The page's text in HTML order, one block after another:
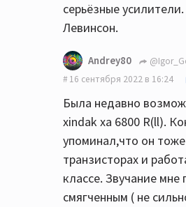
серьёзные
Левинсон.
Andrey80
16 сентября 2022 в 16:24
Была недавно
xindak xa 6800 R(ll).
упоминал,что он
транзисторах и
классе. Звучание
смягченным ( не